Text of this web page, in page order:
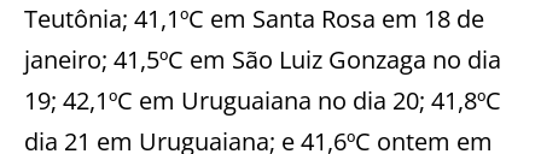
Teutônia; 41,1ºC em Santa Rosa em 18 de
janeiro; 41,5ºC em São Luiz Gonzaga no dia
19; 42,1ºC em Uruguaiana no dia 20; 41,8ºC
dia 21 em Uruguaiana; e 41,6ºC ontem em